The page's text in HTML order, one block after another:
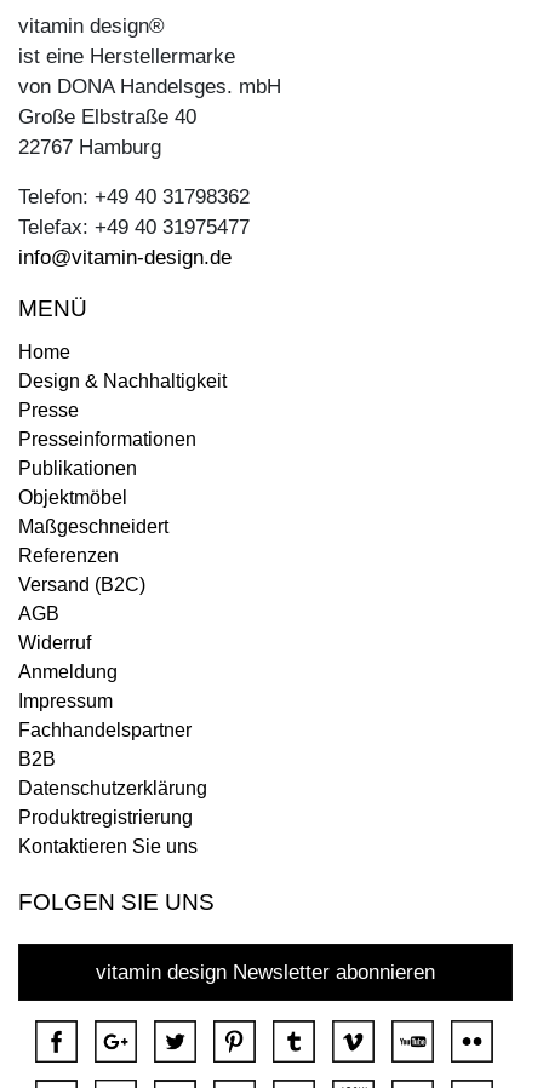
vitamin design®
ist eine Herstellermarke
von DONA Handelsges. mbH
Große Elbstraße 40
22767 Hamburg
Telefon: +49 40 31798362
Telefax: +49 40 31975477
info@vitamin-design.de
MENÜ
Home
Design & Nachhaltigkeit
Presse
Presseinformationen
Publikationen
Objektmöbel
Maßgeschneidert
Referenzen
Versand (B2C)
AGB
Widerruf
Anmeldung
Impressum
Fachhandelspartner
B2B
Datenschutzerklärung
Produktregistrierung
Kontaktieren Sie uns
FOLGEN SIE UNS
vitamin design Newsletter abonnieren